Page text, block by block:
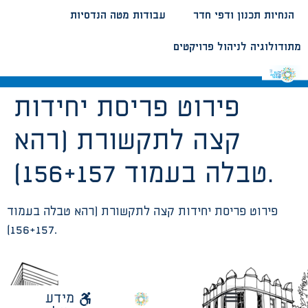
עבודות מטה הנדסיות הנחיות תכנון ודפי חדר
מתודולוגיה לניהול פרויקטים
פירוט פריסת יחידות
קצה לתקשורת (רהא
טבלה בעמוד 156+157).
פירוט פריסת יחידות קצה לתקשורת (רהא טבלה בעמוד
156+157).
מידע